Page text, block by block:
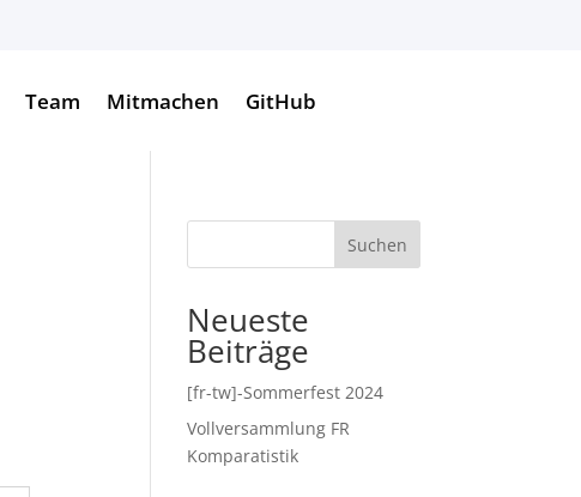
Team Mitmachen GitHub
Suchen
Neueste
Beiträge
[fr-tw]-Sommerfest 2024
Vollversammlung FR
Komparatistik